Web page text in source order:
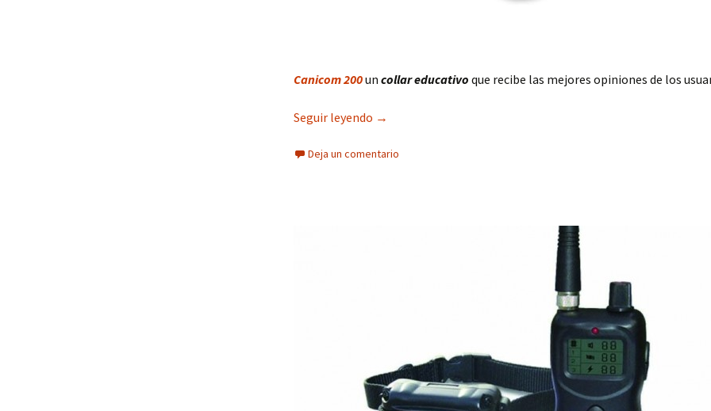
Canicom 200un collar educativo que recibe las mejores opiniones de los
Seguir leyendo Canicom 200 un collar de adiestramiento con las mejores
→
Deja un comentario